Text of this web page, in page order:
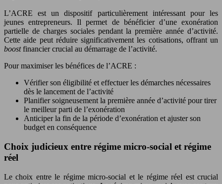
L’ACRE est un dispositif particulièrement intéressant pour les
jeunes entrepreneurs. Il permet de bénéficier d’une exonération
partielle de charges sociales pendant la première année d’activité.
Cette aide peut réduire significativement les cotisations, offrant un
boostfinancier crucial au démarrage de l’activité.
Pour maximiser les bénéfices de l’ACRE :
Vérifier son éligibilité et effectuer les démarches nécessaires
dès le lancement de l’activité
Planifier soigneusement la première année d’activité pour tirer
le meilleur parti de l’exonération
Anticiper la fin de la période d’exonération et ajuster son
budget en conséquence
Choix judicieux entre régime micro-social et régime
réel
Le choix entre le régime micro-social et le régime réel est crucial